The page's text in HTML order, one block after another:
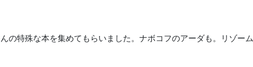
の特殊な本を集めてもらいました。ナボコフのアーダも。リゾーム